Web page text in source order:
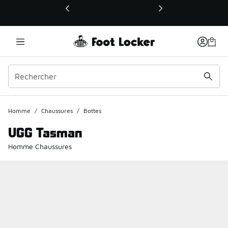
Ce lien ouvrira une nouvelle fenêtre
Homme / Chaussures / Bottes
UGG Tasman
Homme Chaussures